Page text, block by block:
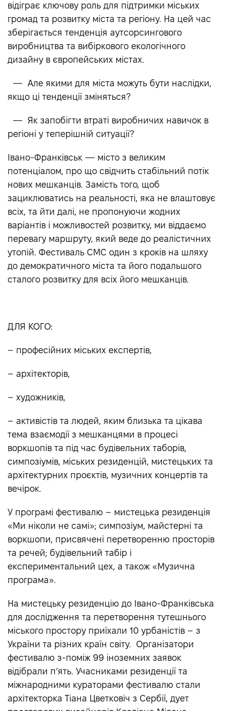
відіграє ключову роль для підтримки міських
громад та розвитку міста та регіону. На цей час
зберігається тенденція аутсорсингового
виробництва та вибіркового екологічного
дизайну в європейських містах.
— Але якими для міста можуть бути наслідки,
якщо ці тенденції зміняться?
— Як запобігти втраті виробничих навичок в
регіоні у теперішній ситуації?
Івано-Франківськ — місто з великим
потенціалом, про що свідчить стабільний потік
нових мешканців. Замість того, щоб
зациклюватись на реальності, яка не влаштовує
всіх, та йти далі, не пропонуючи жодних
варіантів і можливостей розвитку, ми віддаємо
перевагу маршруту, який веде до реалістичних
утопій. Фестиваль СМС один з кроків на шляху
до демократичного міста та його подальшого
сталого розвитку для всіх його мешканців.
ДЛЯ КОГО:
– професійних міських експертів,
– архітекторів,
– художників,
– активістів та людей, яким близька та цікава
тема взаємодії з мешканцями в процесі
воркшопів та під час будівельних таборів,
симпозіумів, міських резиденцій, мистецьких та
архітектурних проєктів, музичних концертів та
вечірок.
У програмі фестивалю – мистецька резиденція
«Ми ніколи не самі»; симпозіум, майстерні та
воркшопи, присвячені перетворенню просторів
та речей; будівельний табір і
експериментальний цех, а також «Музична
програма».
На мистецьку резиденцію до Івано-Франківська
для дослідження та перетворення тутешнього
міського простору приїхали 10 урбаністів – з
України та різних країн світу. Організатори
фестивалю з-поміж 99 іноземних заявок
відібрали п’ять. Учасниками резиденції та
міжнародними кураторами фестивалю стали
архітекторка Тіана Цветковіч з Сербії, дует